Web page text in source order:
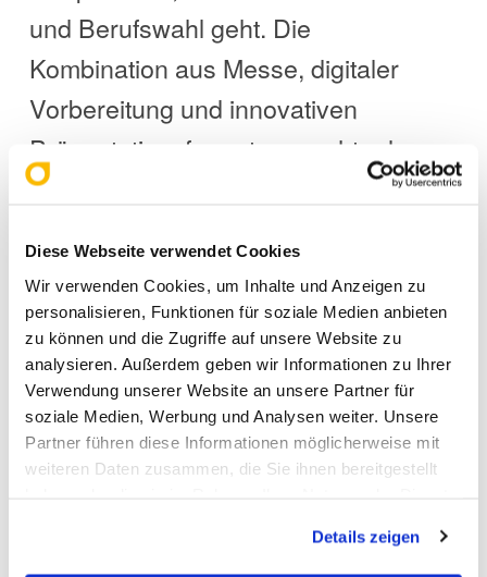
Diese Webseite verwendet Cookies
Wir verwenden Cookies, um Inhalte und Anzeigen zu
personalisieren, Funktionen für soziale Medien anbieten
zu können und die Zugriffe auf unsere Website zu
analysieren. Außerdem geben wir Informationen zu Ihrer
Verwendung unserer Website an unsere Partner für
soziale Medien, Werbung und Analysen weiter. Unsere
Partner führen diese Informationen möglicherweise mit
weiteren Daten zusammen, die Sie ihnen bereitgestellt
Cookies, wenn Sie unsere Webseite weiterhin nutzen.
Details zeigen
und Berufswahl geht. Die
Kombination aus Messe, digitaler
Vorbereitung und innovativen
Präsentationsformaten machte den
Besuch für Schülerinnen und
Ausblick: Nächste Stuzubi
Berlin bereits im Februar
2026
Wer die Veranstaltung verpasst hat
möchte, sollte sich den nächsten